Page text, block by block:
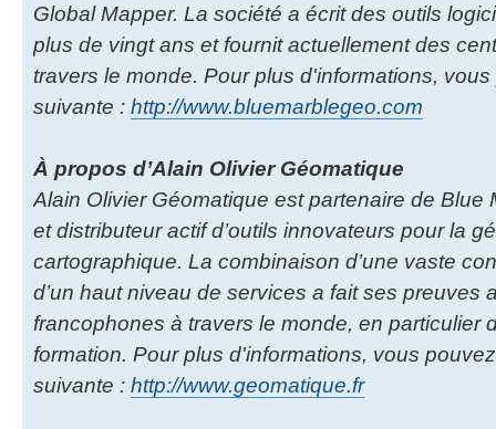
Global Mapper. La société a écrit des outils
plus de vingt ans et fournit actuellement des
travers le monde. Pour plus d'informations,
suivante : http://www.bluemarblegeo.com
À propos d’Alain Olivier Géomatique
Alain Olivier Géomatique est partenaire de
et distributeur actif d’outils innovateurs pour la
cartographique. La combinaison d’une vaste
d’un haut niveau de services a fait ses preuves
francophones à travers le monde, en particulier
formation. Pour plus d'informations, vous
suivante : http://www.geomatique.fr